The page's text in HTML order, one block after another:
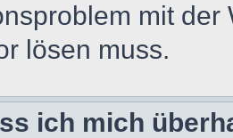
mit
lösen muss.
ich mich